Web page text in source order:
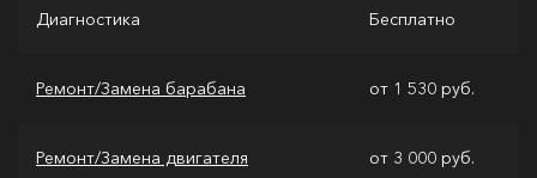
Диагностика Бесплатно
Ремонт/Замена барабана от 1 530 руб.
Ремонт/Замена двигателя от 3 000 руб.